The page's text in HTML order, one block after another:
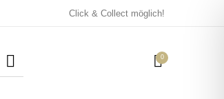
Click & Collect möglich!
0